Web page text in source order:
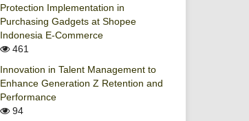
Protection Implementation in
Purchasing Gadgets at Shopee
Indonesia E-Commerce
461
Innovation in Talent Management to
Enhance Generation Z Retention and
Performance
94